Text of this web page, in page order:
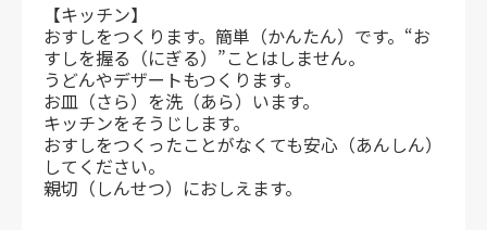
【キッチン】
おすしをつくります。簡単（かんたん）です。“お
すしを握る（にぎる）”ことはしません。
うどんやデザートもつくります。
お皿（さら）を洗（あら）います。
キッチンをそうじします。
おすしをつくったことがなくても安心（あんしん）
してください。
親切（しんせつ）におしえます。